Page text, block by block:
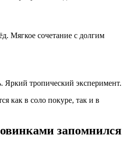
Мягкое сочетание с долгим
Яркий тропический эксперимент.
как в соло покуре, так и в
запомнился